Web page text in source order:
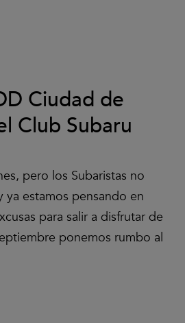
Ciudad de
Club Subaru
pero los Subaristas no
ya estamos pensando en
para salir a disfrutar de
ponemos rumbo al